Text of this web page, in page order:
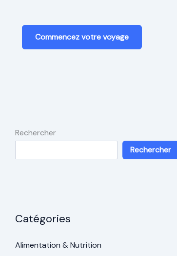
Commencez votre voyage
Rechercher
Rechercher
Catégories
Alimentation & Nutrition